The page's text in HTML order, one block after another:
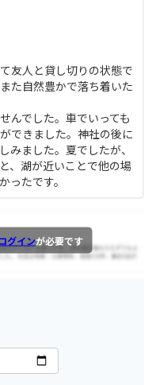
友人と貸し切りの状態で
た自然豊かで落ち着いた
んでした。車でいっても
できました。神社の後に
みました。夏でしたが、
、湖が近いことで他の場
ったです。
グインが必要です